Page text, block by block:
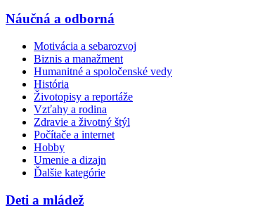
Náučná a odborná
Motivácia a sebarozvoj
Biznis a manažment
Humanitné a spoločenské vedy
História
Životopisy a reportáže
Vzťahy a rodina
Zdravie a životný štýl
Počítače a internet
Hobby
Umenie a dizajn
Ďalšie kategórie
Deti a mládež